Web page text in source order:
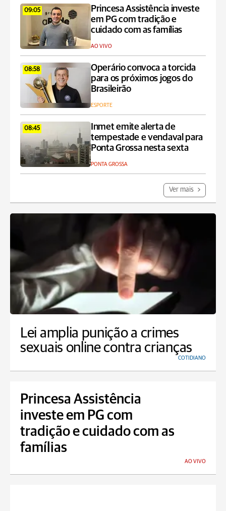
09:05
Princesa Assistência investe
em PG com tradição e
cuidado com as famílias
AO VIVO
08:58
Operário convoca a torcida
para os próximos jogos do
Brasileirão
ESPORTE
08:45
Inmet emite alerta de
tempestade e vendaval para
Ponta Grossa nesta sexta
PONTA GROSSA
Ver mais
Lei amplia punição a crimes
sexuais online contra crianças
COTIDIANO
Princesa Assistência
investe em PG com
tradição e cuidado com as
famílias
AO VIVO